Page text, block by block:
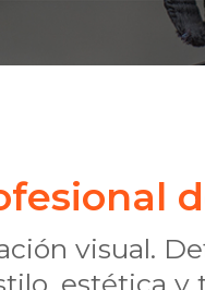
visual.
estética y